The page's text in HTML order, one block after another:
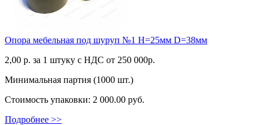
Опора мебельная под шуруп №1 H=25мм D=38мм
2,00 р. за 1 штуку c НДС от 250 000р.
Минимальная партия (1000 шт.)
Стоимость упаковки: 2 000.00 руб.
Подробнее >>